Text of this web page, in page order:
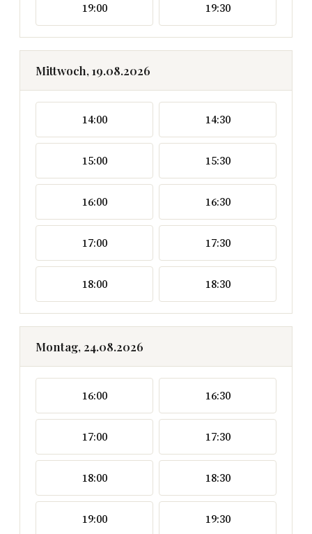
19:00 19:30
Mittwoch, 19.08.2026
14:00 14:30
15:00 15:30
16:00 16:30
17:00 17:30
18:00 18:30
Montag, 24.08.2026
16:00 16:30
17:00 17:30
18:00 18:30
19:00 19:30